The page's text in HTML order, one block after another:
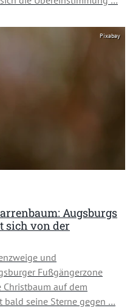
Pixabay
Augsburgs
sich von der
und
Fußgängerzone
auf dem
bald seine Sterne gegen …